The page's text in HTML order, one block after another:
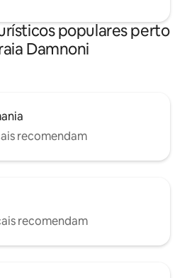
populares perto
Damnoni
recomendam
recomendam